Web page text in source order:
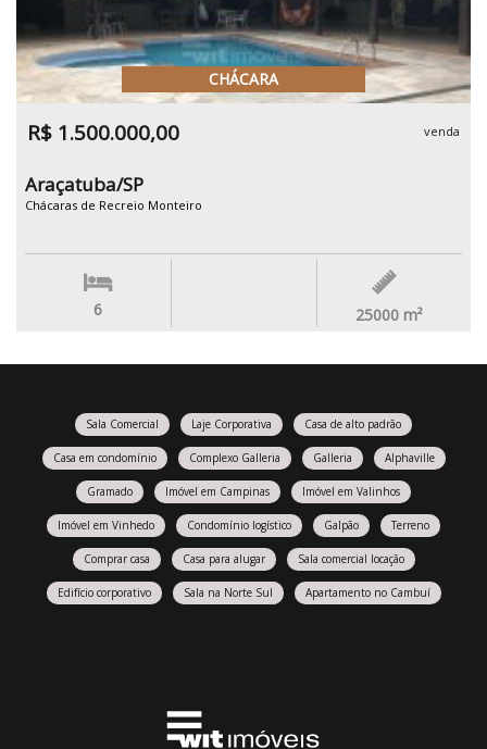
CHÁCARA
R$ 1.500.000,00 venda
Araçatuba/SP
Chácaras de Recreio Monteiro
6 25000 m²
Sala Comercial Laje Corporativa Casa de alto padrão
Casa em condomínio Complexo Galleria Galleria Alphaville
Gramado Imóvel em Campinas Imóvel em Valinhos
Imóvel em Vinhedo Condomínio logístico Galpão Terreno
Comprar casa Casa para alugar Sala comercial locação
Edifício corporativo Sala na Norte Sul Apartamento no Cambuí